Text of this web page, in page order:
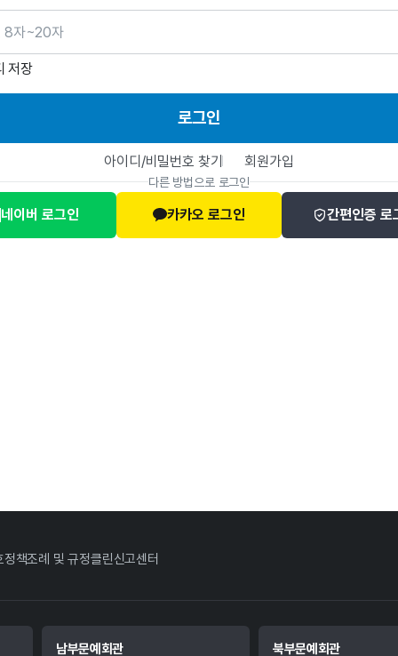
저장
로그인
아이디/비밀번호 찾기 회원가입
다른 방법으로 로그인
네이버 로그인 카카오 로그인 간편인증 로
정책조례 및 규정클린신고센터
남부문예회관 북부문예회관